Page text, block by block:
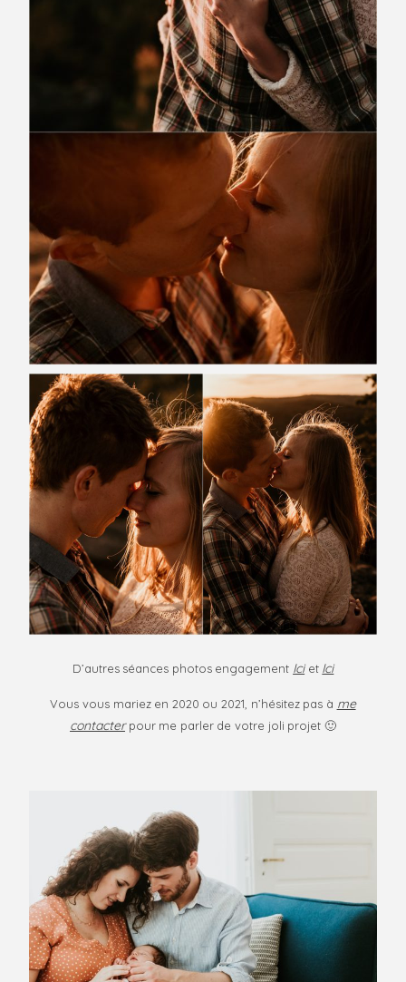
D’autres séances photos engagement Iciet Ici
Vous vous mariez en 2020 ou 2021, n’hésitez pas à me
contacterpour me parler de votre joli projet 🙂